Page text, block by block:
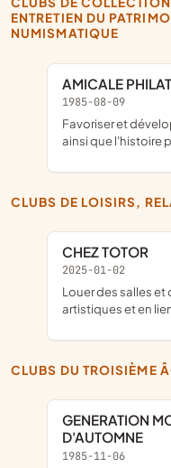
ENTRETIEN DU
NUMISMATIQUE
AMICALE
1985-08-09
favoriser et développer le goût et l'étude de la philatélie
ainsi que l'histoire
CLUBS DE LOISIRS,
CHEZ TOTOR
2025-01-02
louer des salles et organiser des évènements
artistiques et en
CLUBS DU TROISIÈME
GENERATION MOUVEMENT SOURIRE
D'AUTOMNE
1985-11-06